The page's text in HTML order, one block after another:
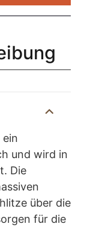
und wird in
Die
über die
für die